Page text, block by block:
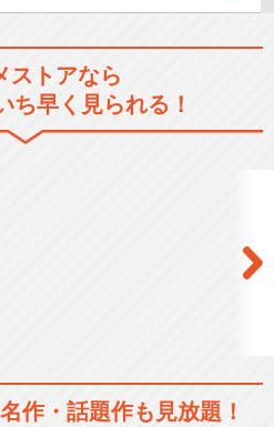
モブサイコ100 Ⅱ
ストアなら
ち早く見られる！
名作・話題作も見放題！